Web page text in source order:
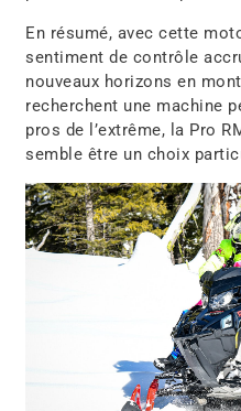
En résumé, avec cette
sentiment de contrôle
nouveaux horizons en
recherchent une machine
pros de l’extrême, la Pro
semble être un choix